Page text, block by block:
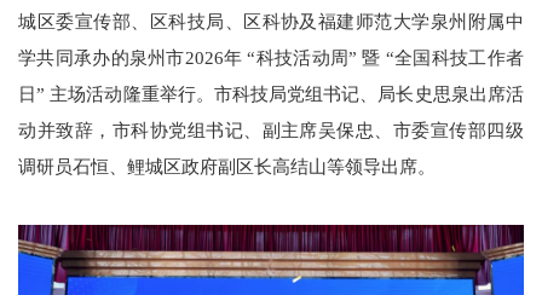
城区委宣传部、区科技局、区科协及福建师范大学泉州附属中
学共同承办的泉州市2026年 “科技活动周” 暨 “全国科技工作者
日” 主场活动隆重举行。市科技局党组书记、局长史思泉出席活
动并致辞，市科协党组书记、副主席吴保忠、市委宣传部四级
调研员石恒、鲤城区政府副区长高结山等领导出席。